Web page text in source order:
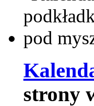
strony